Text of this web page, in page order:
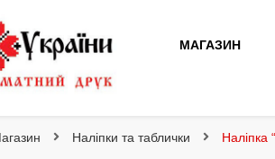
МАГАЗИН
Наліпки та таблички Наліпка